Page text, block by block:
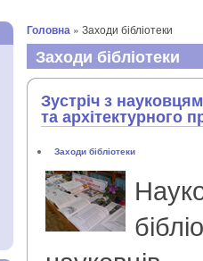
Головна » Заходи бібліотеки
Заходи бібліотеки
Зустріч з
та архітектурного
Заходи бібліотеки